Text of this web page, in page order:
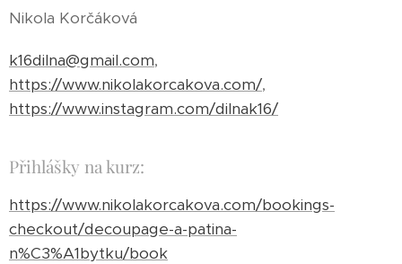
Nikola Korčáková
k16dilna@gmail.com,
https://www.nikolakorcakova.com/,
https://www.instagram.com/dilnak16/
Přihlášky na kurz:
https://www.nikolakorcakova.com/bookings-
checkout/decoupage-a-patina-
n%C3%A1bytku/book